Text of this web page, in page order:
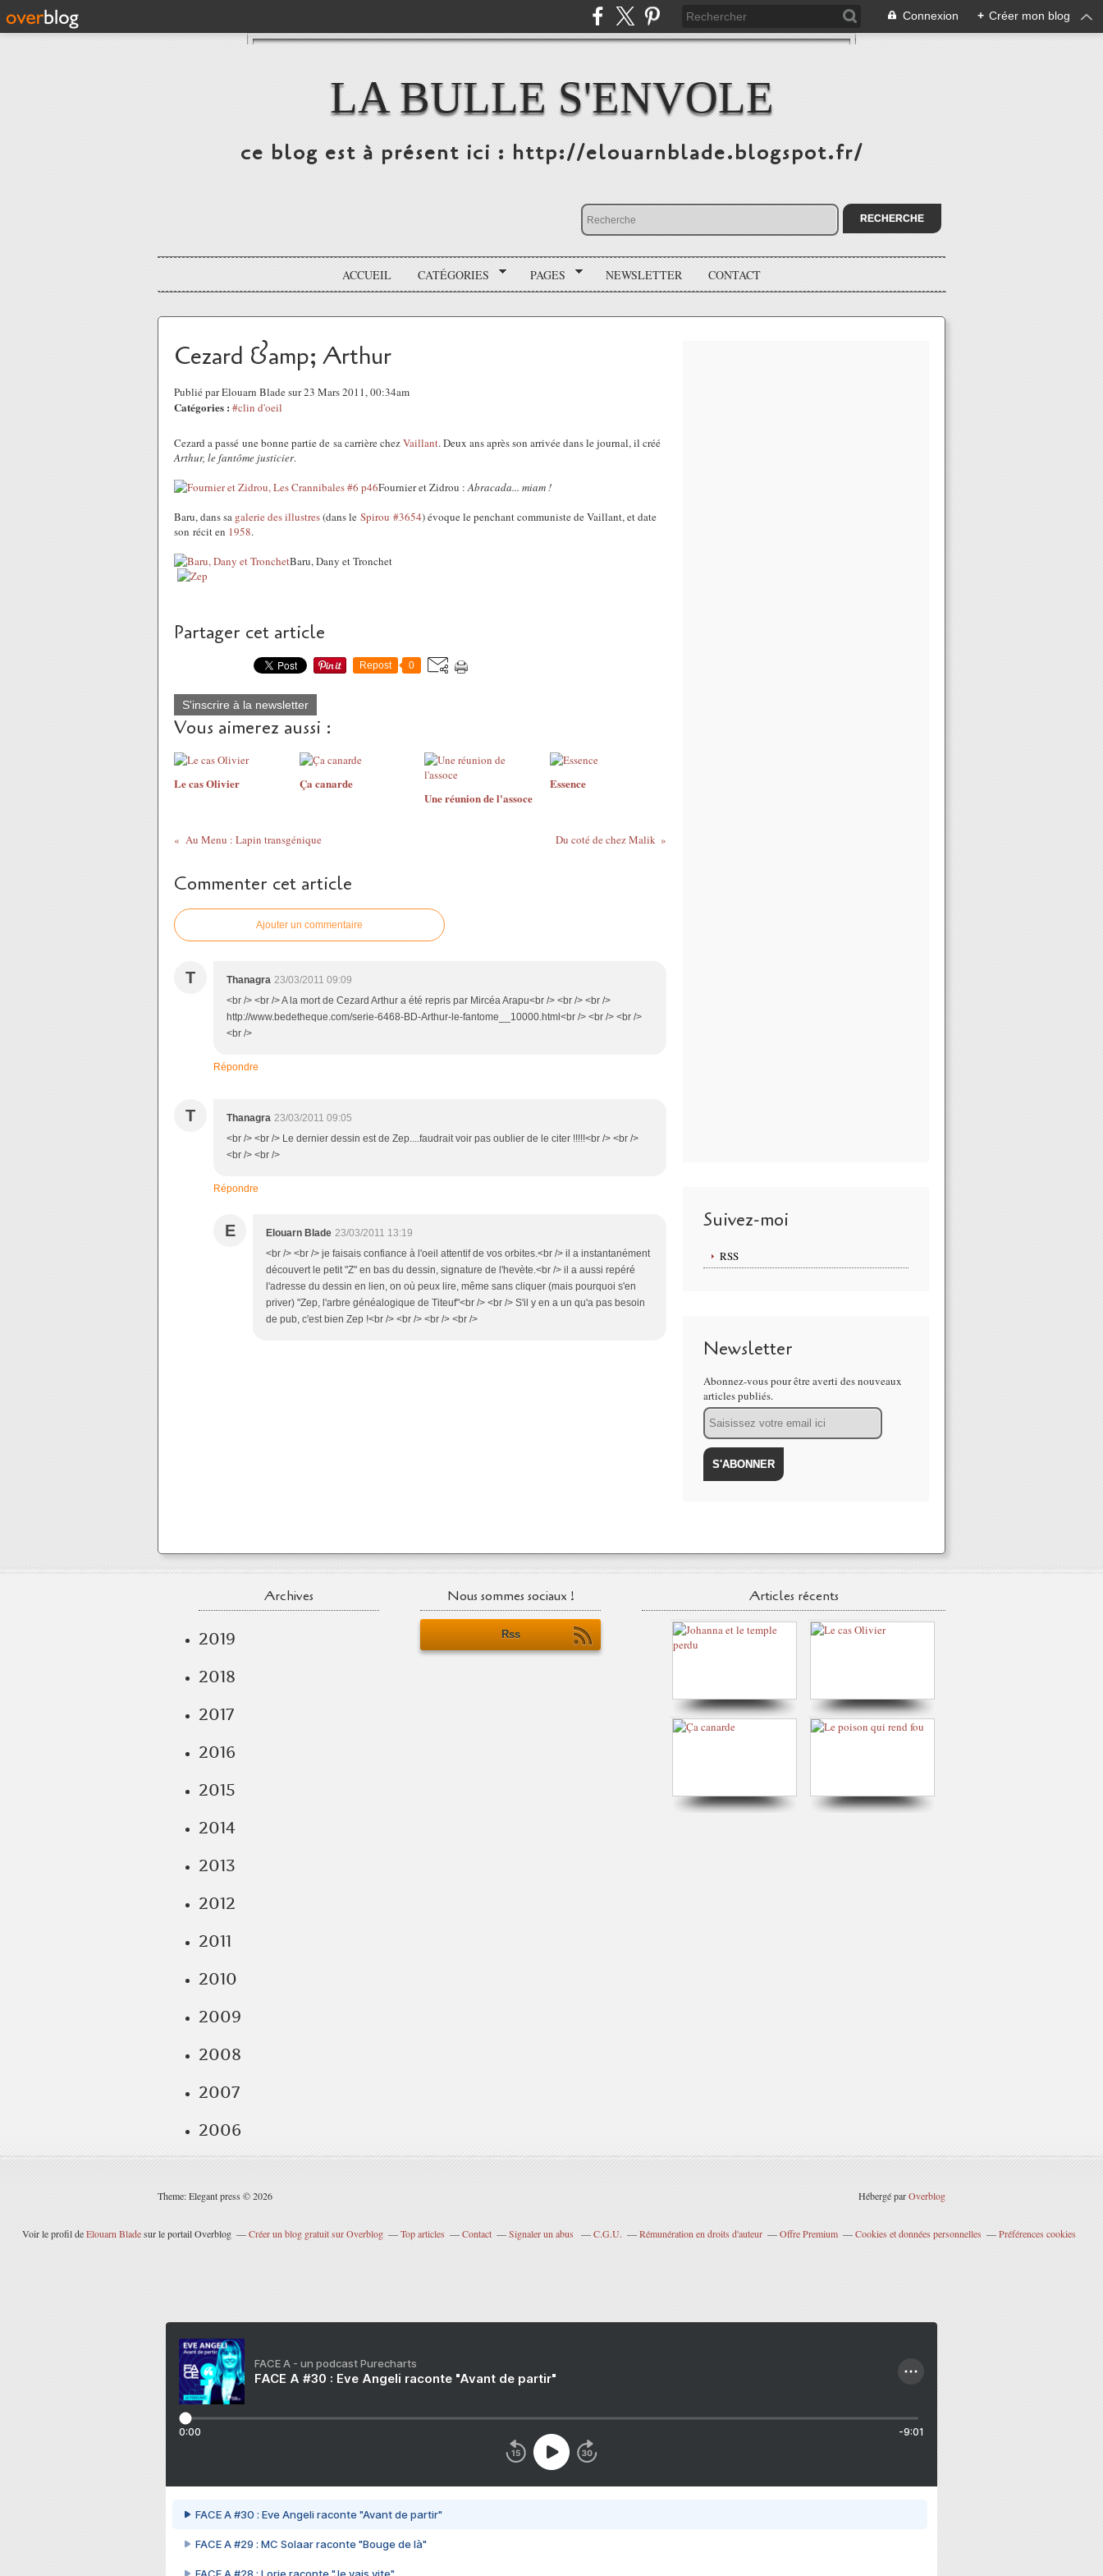
Connexion + Créer mon blog
LA BULLE S'ENVOLE
ce blog est à présent ici : http://elouarnblade.blogspot.fr/
ACCUEIL CATÉGORIES PAGES NEWSLETTER CONTACT
Cezard &amp; Arthur
Publié par Elouarn Blade sur 23 Mars 2011, 00:34am
Catégories : #clin d'oeil
Cezard a passé une bonne partie de sa carrière chezVaillant. Deux ans après son arrivée dans le journal, il créé
Arthur, le fantôme justicier.
Fournier et Zidrou :Abracada... miam !
Baru, dans sa galerie des illustres(dans le Spirou #3654) évoque le penchant communiste de Vaillant, et date
son récit en 1958.
Baru, Dany et Tronchet
Partager cet article
Repost 0
S'inscrire à la newsletter
Vous aimerez aussi :
Le cas Olivier
Ça canarde
Une réunion de l'assoce
Essence
Au Menu : Lapin transgénique Du coté de chez Malik
Commenter cet article
Ajouter un commentaire
T Thanagra 23/03/2011 09:09
<br /> <br /> A la mort de Cezard Arthur a été repris par Mircéa Arapu<br /> <br /> <br />
http://www.bedetheque.com/serie-6468-BD-Arthur-le-fantome__10000.html<br /> <br /> <br />
<br />
Répondre
T Thanagra 23/03/2011 09:05
<br /> <br /> Le dernier dessin est de Zep....faudrait voir pas oublier de le citer !!!!!<br /> <br />
<br /> <br />
Répondre
E Elouarn Blade 23/03/2011 13:19
<br /> <br /> je faisais confiance à l'oeil attentif de vos orbites.<br /> il a instantanément
découvert le petit "Z" en bas du dessin, signature de l'hevète.<br /> il a aussi repéré
l'adresse du dessin en lien, on où peux lire, même sans cliquer (mais pourquoi s'en
priver) "Zep, l'arbre généalogique de Titeuf"<br /> <br /> S'il y en a un qu'a pas besoin
de pub, c'est bien Zep !<br /> <br /> <br /> <br />
Suivez-moi
RSS
Newsletter
Abonnez-vous pour être averti des nouveaux
articles publiés.
Email
Archives
2019
2018
2017
2016
2015
2014
2013
2012
2011
2010
2009
2008
2007
2006
Nous sommes sociaux !
Rss
Articles récents
Theme: Elegant press © 2026 Hébergé parOverblog
Voir le profil deElouarn Bladesur le portail Overblog Créer un blog gratuit sur Overblog Top articles Contact Signaler un abus C.G.U. Rémunération en droits d'auteur Offre Premium Cookies et données personnelles Préférences cookies
FACE A - un podcast Purecharts
FACE A #30 : Eve Angeli raconte "Avant de partir"
0:00 -9:01
FACE A #30 : Eve Angeli raconte "Avant de partir"
FACE A #29 : MC Solaar raconte "Bouge de là"